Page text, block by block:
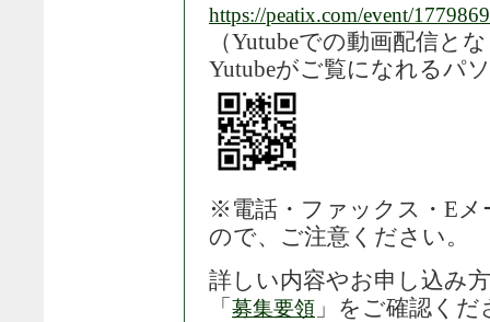
https://peatix.com/event/1779869
（Yutubeでの動画配信と
Yutubeがご覧になれるパ
※電話・ファックス・E
ので、ご注意ください。
詳しい内容やお申し込み
「 募集要領 」をご確認くだ